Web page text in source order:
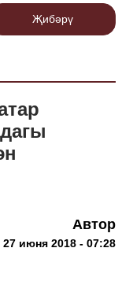
Җибәрү
Автор
27 июня 2018 - 07:28